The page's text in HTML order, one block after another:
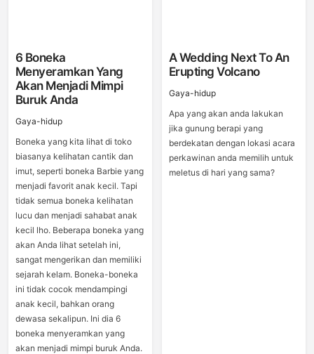
6 Boneka
Menyeramkan Yang
Akan Menjadi Mimpi
Buruk Anda
Gaya-hidup
Boneka yang kita lihat di toko
biasanya kelihatan cantik dan
imut, seperti boneka Barbie yang
menjadi favorit anak kecil. Tapi
tidak semua boneka kelihatan
lucu dan menjadi sahabat anak
kecil lho. Beberapa boneka yang
akan Anda lihat setelah ini,
sangat mengerikan dan memiliki
sejarah kelam. Boneka-boneka
ini tidak cocok mendampingi
anak kecil, bahkan orang
dewasa sekalipun. Ini dia 6
boneka menyeramkan yang
akan menjadi mimpi buruk Anda.
A Wedding Next To An
Erupting Volcano
Gaya-hidup
Apa yang akan anda lakukan
jika gunung berapi yang
berdekatan dengan lokasi acara
perkawinan anda memilih untuk
meletus di hari yang sama?